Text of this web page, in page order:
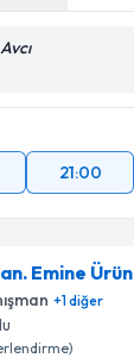
21:00
Emine Ürün
+1diğer